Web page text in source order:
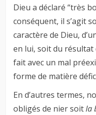
Dieu a déclaré “très
conséquent, il s’agit
caractère de Dieu,
en lui, soit du résultat
fait avec un mal
forme de matière
En d’autres termes,
obligés de nier soitla